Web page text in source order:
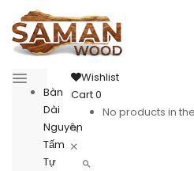
Bàn
Dài
Nguyên
Tấm
Tự
Wishlist
Cart0
No products in